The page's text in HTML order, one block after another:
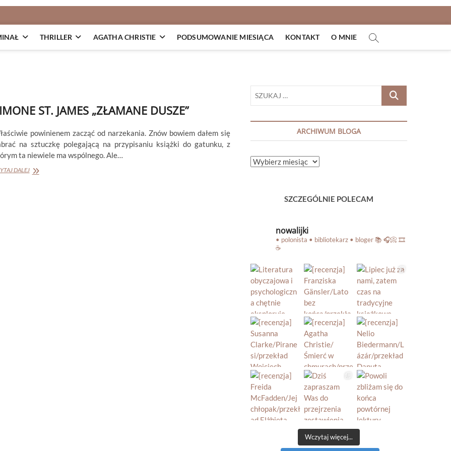
THRILLER AGATHA CHRISTIE PODSUMOWANIE MIESIĄCA KONTAKT O MNIE
ST. JAMES „ZŁAMANE DUSZE”
powinienem zacząć od narzekania. Znów bowiem dałem się
na sztuczkę polegającą na przypisaniu książki do gatunku, z
ta niewiele ma wspólnego. Ale…
DALEJSIMONE
SZUKAJ
ARCHIWUM BLOGA
ARCHIWUM
SZCZEGÓLNIE POLECAM
nowalijki
• polonista • bibliotekarz • bloger📚 🎧📀 🎞️
☕️
Wczytaj więcej...